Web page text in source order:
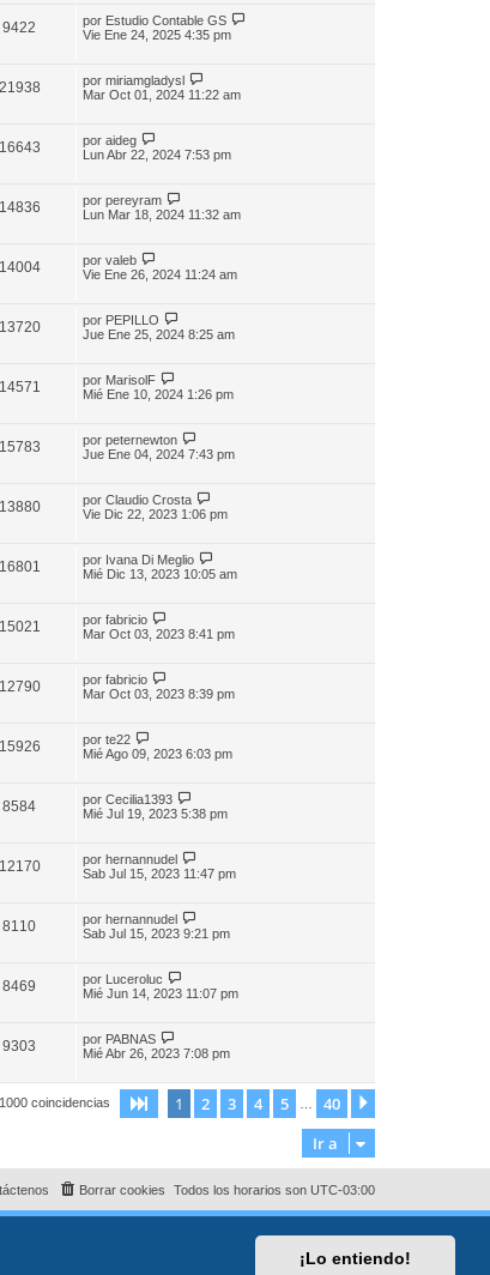
¡Lo entiendo!
9422 por Estudio Contable GS
Vie Ene 24, 2025 4:35 pm
21938 por miriamgladysl
Mar Oct 01, 2024 11:22 am
16643 por aideg
Lun Abr 22, 2024 7:53 pm
14836 por pereyram
Lun Mar 18, 2024 11:32 am
14004 por valeb
Vie Ene 26, 2024 11:24 am
13720 por PEPILLO
Jue Ene 25, 2024 8:25 am
14571 por MarisolF
Mié Ene 10, 2024 1:26 pm
15783 por peternewton
Jue Ene 04, 2024 7:43 pm
13880 por Claudio Crosta
Vie Dic 22, 2023 1:06 pm
16801 por Ivana Di Meglio
Mié Dic 13, 2023 10:05 am
15021 por fabricio
Mar Oct 03, 2023 8:41 pm
12790 por fabricio
Mar Oct 03, 2023 8:39 pm
15926 por te22
Mié Ago 09, 2023 6:03 pm
8584 por Cecilia1393
Mié Jul 19, 2023 5:38 pm
12170 por hernannudel
Sab Jul 15, 2023 11:47 pm
8110 por hernannudel
Sab Jul 15, 2023 9:21 pm
8469 por Luceroluc
Mié Jun 14, 2023 11:07 pm
9303 por PABNAS
Mié Abr 26, 2023 7:08 pm
coincidencias Página1 de 40
1 2 3 4 5 40
Ir a
Todos los horarios son UTC-03:00
Borrar cookies